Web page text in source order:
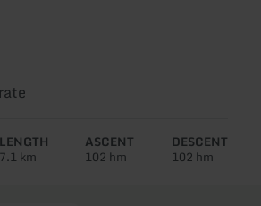
LENGTH
7.1 km
ASCENT
102 hm
DESCENT
102 hm